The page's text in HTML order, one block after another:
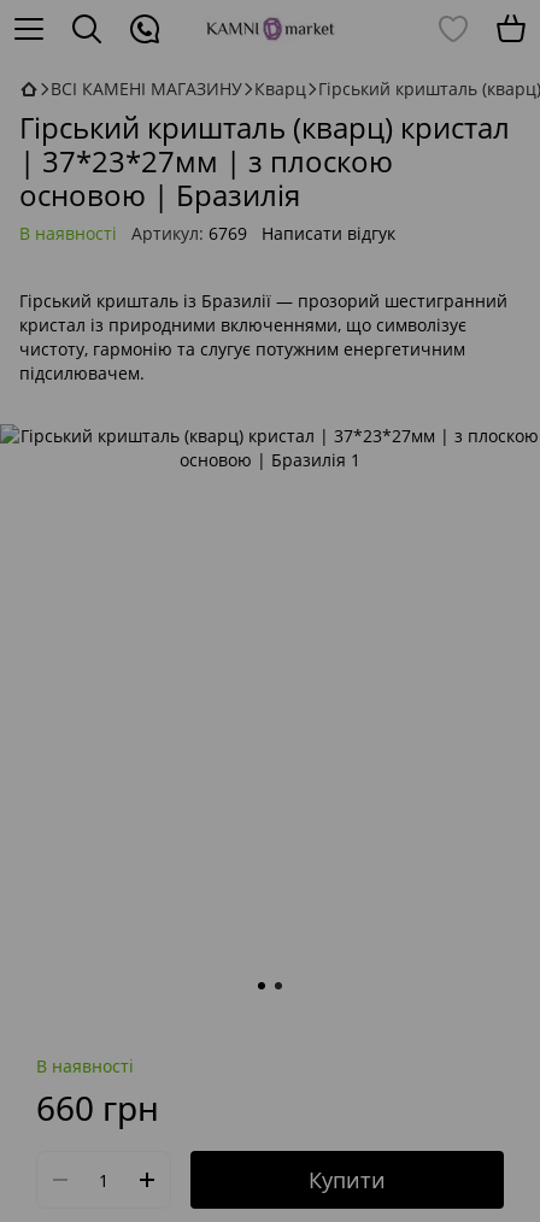
ВСІ КАМЕНІ МАГАЗИНУ Кварц Гірський кришталь
Гірський кришталь (кварц) кристал
| 37*23*27мм | з плоскою
основою | Бразилія
В наявності Артикул: 6769 Написати відгук
Гірський кришталь із Бразилії — прозорий шестигранний
кристал із природними включеннями, що символізує
чистоту, гармонію та слугує потужним енергетичним
підсилювачем.
В наявності
660 грн
Купити